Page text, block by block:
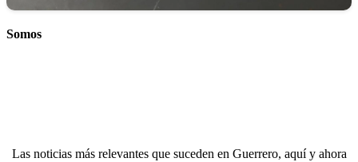
Somos
Las noticias más relevantes que suceden en Guerrero, aquí y ahora